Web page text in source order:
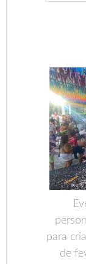
para
de